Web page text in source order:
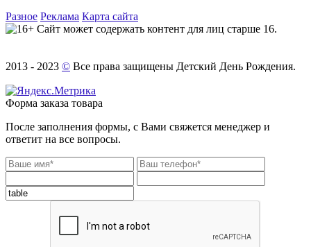
Разное Реклама Карта сайта
Сайт может содержать контент для лиц старше 16.
2013 - 2023 © Все права защищены Детский День Рождения.
Форма заказа товара
После заполнения формы, с Вами свяжется менеджер и
ответит на все вопросы.